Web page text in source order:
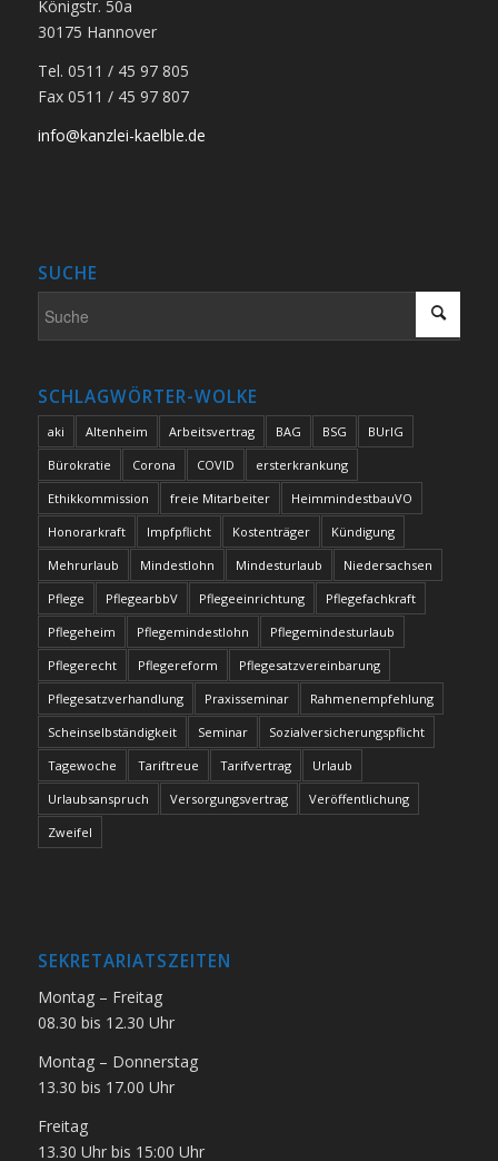
Königstr. 50a
30175 Hannover
Tel. 0511 / 45 97 805
Fax 0511 / 45 97 807
info@kanzlei-kaelble.de
SUCHE
SCHLAGWÖRTER-WOLKE
aki Altenheim Arbeitsvertrag BAG BSG
BUrlG
Bürokratie
Corona COVID
ersterkrankung
Ethikkommission
freie Mitarbeiter
HeimmindestbauVO
Honorarkraft
Impfpflicht Kostenträger
Kündigung
Mehrurlaub
Mindestlohn Mindesturlaub
Niedersachsen
Pflege
PflegearbbV Pflegeeinrichtung
Pflegefachkraft
Pflegeheim
Pflegemindestlohn
Pflegemindesturlaub
Pflegerecht
Pflegereform
Pflegesatzvereinbarung
Pflegesatzverhandlung
Praxisseminar
Rahmenempfehlung
Scheinselbständigkeit
Seminar
Sozialversicherungspflicht
Tagewoche
Tariftreue Tarifvertrag
Urlaub
Urlaubsanspruch
Versorgungsvertrag
Veröffentlichung
Zweifel
SEKRETARIATSZEITEN
Montag – Freitag
08.30 bis 12.30 Uhr
Montag – Donnerstag
13.30 bis 17.00 Uhr
Freitag
13.30 Uhr bis 15:00 Uhr